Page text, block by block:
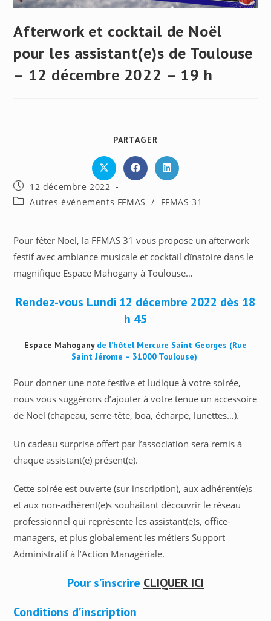
Afterwork et cocktail de Noël
pour les assistant(e)s de Toulouse
– 12 décembre 2022 – 19 h
PARTAGER
CONTENU
Ouvrir
dans
une
autre
fenêtre
Ouvrir
dans
autre
fenêtre
Ouvrir
dans
autre
fenêtre
Publication
publiée :
12 décembre 2022
PostAutres événements FFMAS / FFMAS 31
Pour fêter Noël, la FFMAS 31 vous propose un afterwork
festif avec ambiance musicale et cocktail dînatoire dans le
magnifique Espace Mahogany à Toulouse…
Rendez-vous Lundi 12 décembre 2022 dès 18
h 45
Espace Mahoganyde l’hôtel Mercure Saint Georges (Rue
Saint Jérome – 31000 Toulouse)
Pour donner une note festive et ludique à votre soirée,
nous vous suggérons d’ajouter à votre tenue un accessoire
de Noël (chapeau, serre-tête, boa, écharpe, lunettes…).
Un cadeau surprise offert par l’association sera remis à
chaque assistant(e) présent(e).
Cette soirée est ouverte (sur inscription), aux adhérent(e)s
et aux non-adhérent(e)s souhaitant découvrir le réseau
professionnel qui représente les assistant(e)s, office-
managers, et plus globalement les métiers Support
Administratif à l’Action Managériale.
Pour s’inscrire CLIQUER ICI
Conditions d’inscription